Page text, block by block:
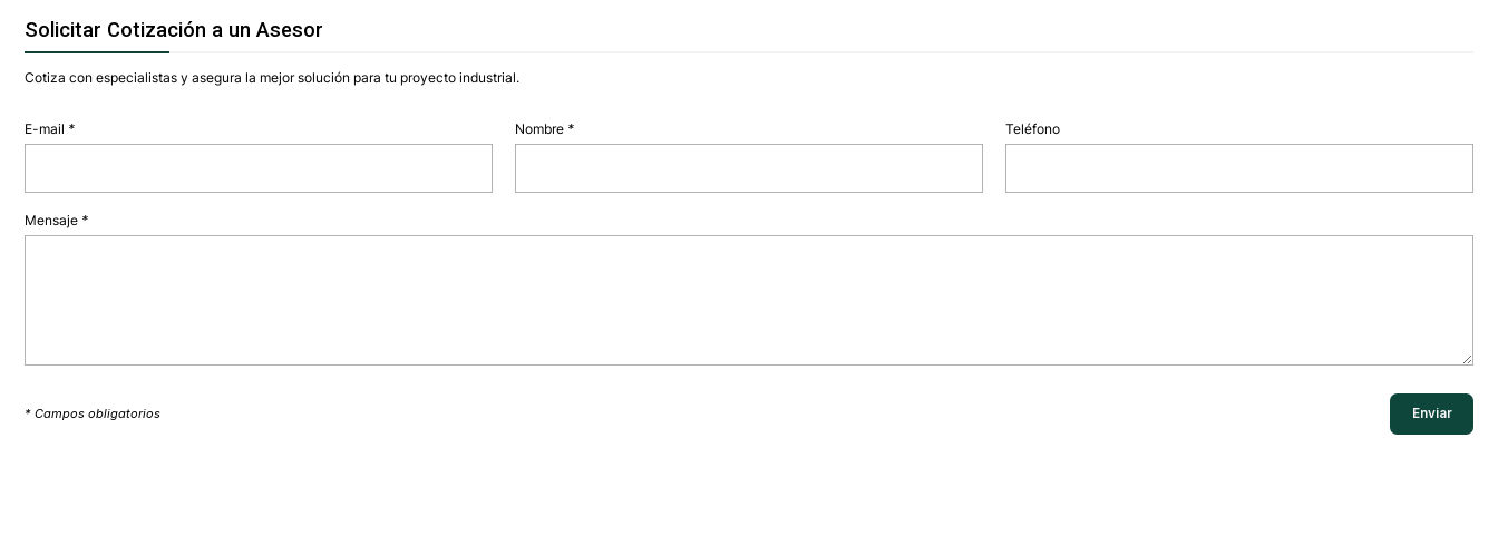
Solicitar Cotización a un Asesor
Cotiza con especialistas y asegura la mejor solución para tu proyecto industrial.
E-mail * Nombre * Teléfono
Mensaje *
* Campos obligatorios